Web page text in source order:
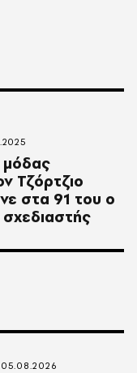
Τζόρτζιο
στα 91 του ο
05.08.2026